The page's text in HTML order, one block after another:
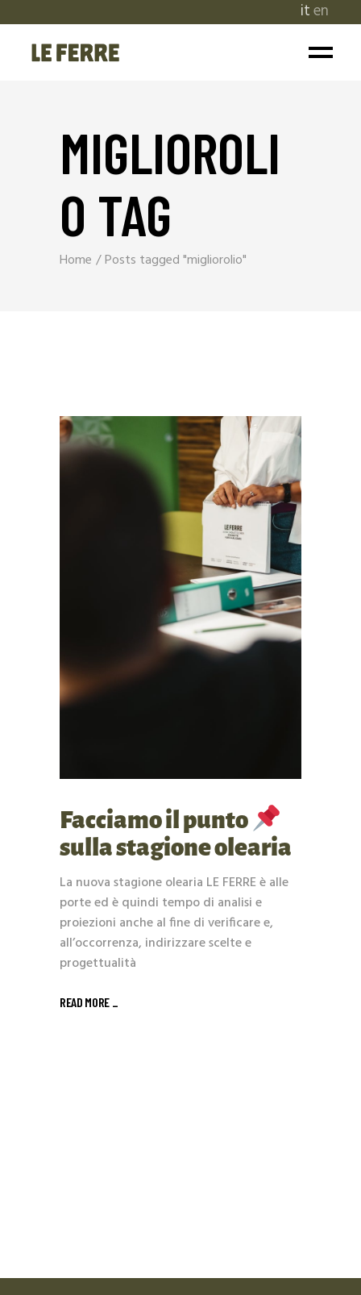
iten
MIGLIOROLI
O TAG
Home Posts tagged "migliorolio"
Facciamo il punto
sulla stagione olearia
La nuova stagione olearia LE FERRE è alle
porte ed è quindi tempo di analisi e
proiezioni anche al fine di verificare e,
all’occorrenza, indirizzare scelte e
progettualità
READ MORE _